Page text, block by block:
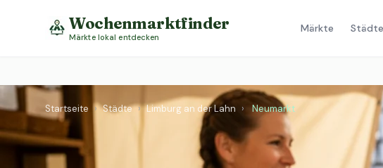
Wochenmarktfinder
Märkte lokal entdecken
Märkte Städte
Startseite › Städte › Limburg an der Lahn › Neumarkt